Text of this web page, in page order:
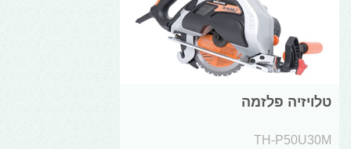
טלויזיה פלזמה
TH-P50U30M